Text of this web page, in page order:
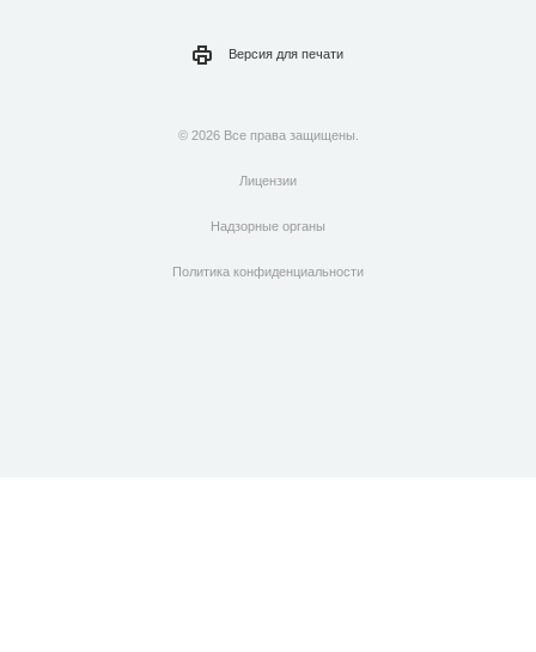
Версия для печати
© 2026 Все права защищены.
Лицензии
Надзорные органы
Политика конфиденциальности